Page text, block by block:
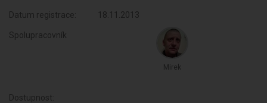
Datum registrace: 18.11.2013
Spolupracovník
Mirek
Dostupnost: